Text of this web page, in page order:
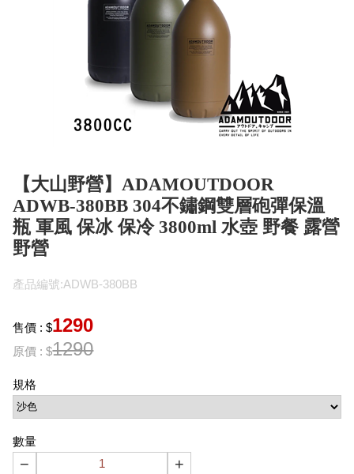
【大山野營】ADAMOUTDOOR
ADWB-380BB 304不鏽鋼雙層砲彈保溫
瓶 軍風 保冰 保冷 3800ml 水壺 野餐 露營
野營
產品編號:ADWB-380BB
售價 : $1290
原價 : $1290
規格
數量
− +